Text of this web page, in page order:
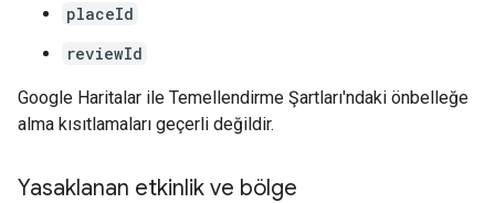
placeId
reviewId
Google Haritalar ile Temellendirme Şartları'ndaki önbelleğe
alma kısıtlamaları geçerli değildir.
Yasaklanan etkinlik ve bölge